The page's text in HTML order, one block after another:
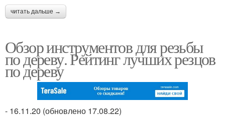
читать дальше →
Обзор инструментов для резьбы
по дереву. Рейтинг лучших резцов
по дереву
- 16.11.20 (обновлено 17.08.22)